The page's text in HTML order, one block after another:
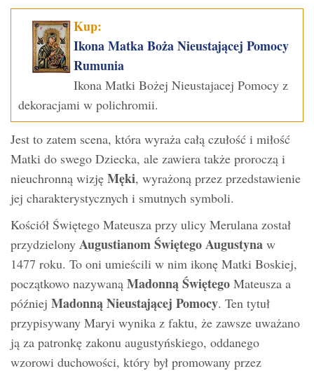
Kup:
Ikona Matka Boża Nieustającej Pomocy
Rumunia
Ikona Matki Bożej Nieustajacej Pomocy z
dekoracjami w polichromii.
Jest to zatem scena, która wyraża całą czułość i miłość
Matki do swego Dziecka, ale zawiera także proroczą i
nieuchronną wizję Męki, wyrażoną przez przedstawienie
jej charakterystycznych i smutnych symboli.
Kościół Świętego Mateusza przy ulicy Merulana został
przydzielony Augustianom Świętego Augustyna w
1477 roku. To oni umieścili w nim ikonę Matki Boskiej,
początkowo nazywaną Madonną Świętego Mateusza a
później Madonną Nieustającej Pomocy. Ten tytuł
przypisywany Maryi wynika z faktu, że zawsze uważano
ją za patronkę zakonu augustyńskiego, oddanego
wzorowi duchowości, który był promowany przez